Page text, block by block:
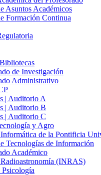
Asuntos Académicos
Formación Continua
de Investigación
Administrativo
| Auditorio A
| Auditorio B
| Auditorio C
y Agro
de la Pontificia
Tecnologías de Información
Académico
(INRAS)
Psicología